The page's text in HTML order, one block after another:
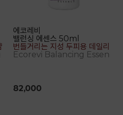
에코레비
밸런싱 에센스 50ml
번들거리는 지성 두피용 데일리 에센스
Ecorevi Balancing Essence
82,000